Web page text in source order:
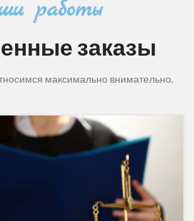
работы
заказы
максимально внимательно.